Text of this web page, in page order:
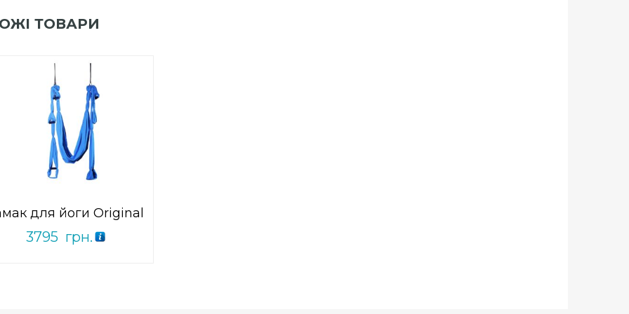
ТОВАРИ
для йоги Original
3795 грн.
out
ПРИДБАТИ
Add to Wishlist